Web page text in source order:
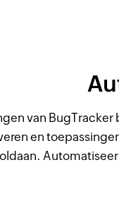
van
en
Automatiseer